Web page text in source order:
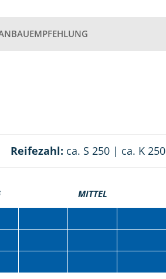
Reifezahl: ca. S 250 | ca. K 250
MITTEL